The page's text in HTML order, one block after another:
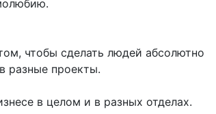
чтобы сделать людей абсолютно
разные проекты.
в целом и в разных отделах.